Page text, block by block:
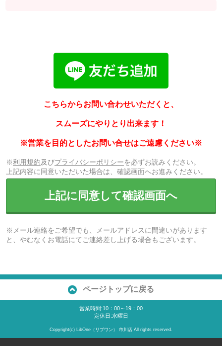
こちらからお問い合わせいただくと、
スムーズにやりとり出来ます！
※営業を目的としたお問い合せはご遠慮ください※
※利用規約及びプライバシーポリシーを必ずお読みください。
上記内容に同意いただいた場合は、確認画面へお進みください。
上記に同意して確認画面へ
※メール連絡をご希望でも、メールアドレスに間違いがあります
と、やむなくお電話にてご連絡差し上げる場合もございます。
ページトップに戻る
営業時間:10：00～19：00
定休日:水曜日
Copyright(c) LibOne（リブワン） 市川店 All rights reserved.